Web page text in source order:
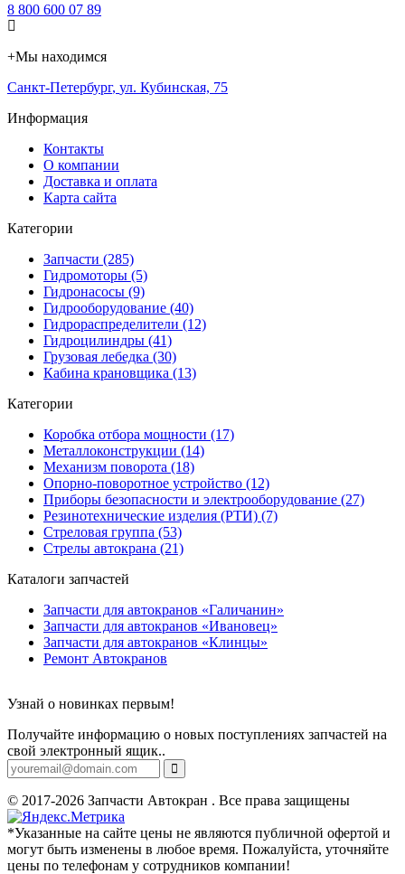
8 800 600 07 89
+Мы находимся
Санкт-Петербург, ул. Кубинская, 75
Информация
Контакты
О компании
Доставка и оплата
Карта сайта
Категории
Запчасти (285)
Гидромоторы (5)
Гидронасосы (9)
Гидрооборудование (40)
Гидрораспределители (12)
Гидроцилиндры (41)
Грузовая лебедка (30)
Кабина крановщика (13)
Категории
Коробка отбора мощности (17)
Металлоконструкции (14)
Механизм поворота (18)
Опорно-поворотное устройство (12)
Приборы безопасности и электрооборудование (27)
Резинотехнические изделия (РТИ) (7)
Стреловая группа (53)
Стрелы автокрана (21)
Каталоги запчастей
Запчасти для автокранов «Галичанин»
Запчасти для автокранов «Ивановец»
Запчасти для автокранов «Клинцы»
Ремонт Автокранов
Узнай о новинках первым!
Получайте информацию о новых поступлениях запчастей на
свой электронный ящик..
© 2017-2026 Запчасти Автокран . Все права защищены
*Указанные на сайте цены не являются публичной офертой и
могут быть изменены в любое время. Пожалуйста, уточняйте
цены по телефонам у сотрудников компании!